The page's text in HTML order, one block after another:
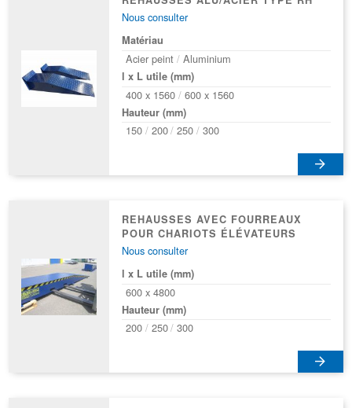
Nous consulter
Matériau
Acier peint Aluminium
l x L utile (mm)
400 x 1560 600 x 1560
Hauteur (mm)
150 200 250 300
variations.
Les
options
peuvent
REHAUSSES AVEC FOURREAUX
POUR CHARIOTS ÉLÉVATEURS
Nous consulter
l x L utile (mm)
600 x 4800
Hauteur (mm)
200 250 300